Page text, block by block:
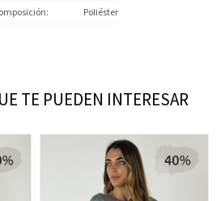
Poliéster
TE PUEDEN INTERESAR